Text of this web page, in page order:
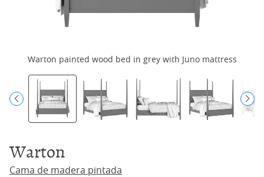
Warton painted wood bed in grey with Juno mattress
Warton
Cama de madera pintada